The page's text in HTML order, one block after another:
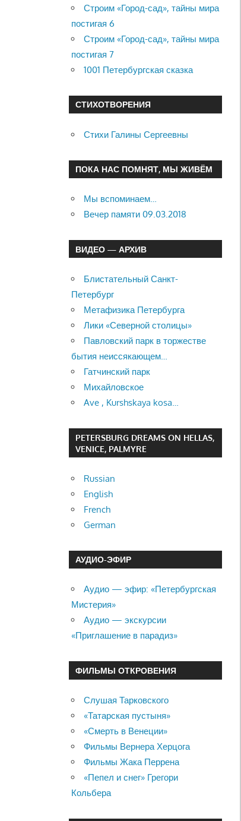
Строим «Город-сад», тайны мира
постигая 6
Строим «Город-сад», тайны мира
постигая 7
1001 Петербургская сказка
СТИХОТВОРЕНИЯ
Стихи Галины Сергеевны
ПОКА НАС ПОМНЯТ, МЫ ЖИВЁМ
Мы вспоминаем…
Вечер памяти 09.03.2018
ВИДЕО — АРХИВ
Блистательный Санкт-
Петербург
Метафизика Петербурга
Лики «Северной столицы»
Павловский парк в торжестве
бытия неиссякающем…
Гатчинский парк
Михайловское
Ave , Kurshskaya kosa…
PETERSBURG DREAMS ON HELLAS,
VENICE, PALMYRE
Russian
English
French
German
АУДИО-ЭФИР
Аудио — эфир: «Петербургская
Мистерия»
Аудио — экскурсии
«Приглашение в парадиз»
ФИЛЬМЫ ОТКРОВЕНИЯ
Слушая Тарковского
«Татарская пустыня»
«Смерть в Венеции»
Фильмы Вернера Херцога
Фильмы Жака Перрена
«Пепел и снег» Грегори
Кольбера